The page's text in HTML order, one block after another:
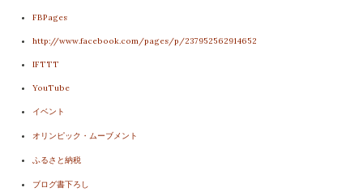
FBPages
http://www.facebook.com/pages/p/237952562914652
IFTTT
YouTube
イベント
オリンピック・ムーブメント
ふるさと納税
ブログ書下ろし